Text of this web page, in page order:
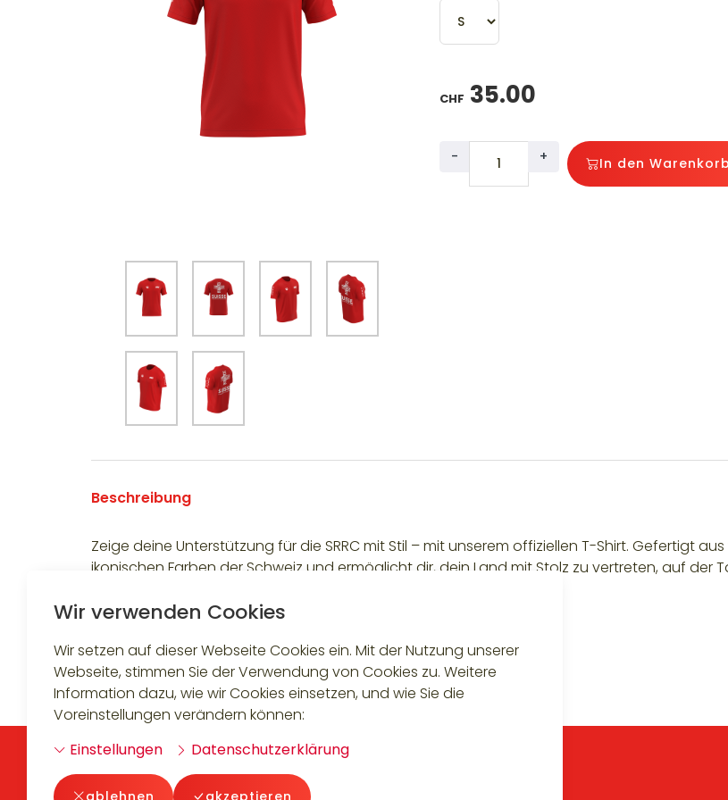
Wir verwenden Cookies
Wir setzen auf dieser Webseite Cookies ein. Mit der Nutzung unserer
Webseite, stimmen Sie der Verwendung von Cookies zu. Weitere
Information dazu, wie wir Cookies einsetzen, und wie Sie die
Voreinstellungen verändern können:
Einstellungen
Datenschutzerklärung
ablehnen akzeptieren
CHF 35.00
- + In den Warenkorb
Beschreibung
Zeige deine Unterstützung für die SRRC mit Stil – mit unserem offiziellen T-Shirt. Gefertigt
ikonischen Farben der Schweiz und ermöglicht dir, dein Land mit Stolz zu vertreten, auf der
Zurück
SRRC (Swiss Rock'n Roll Confederation)